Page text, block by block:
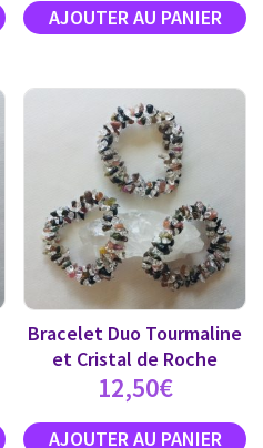
Bracelet Duo Tourmaline
et Cristal de Roche
12,50€